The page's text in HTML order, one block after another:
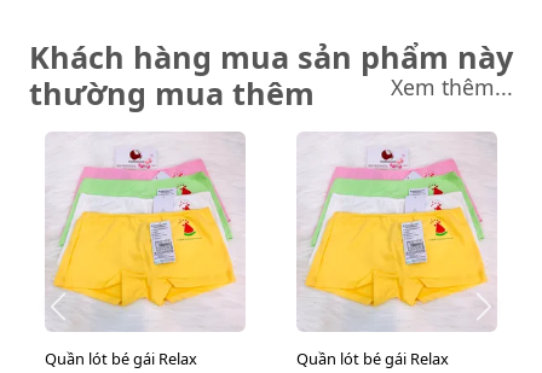
Khách hàng mua sản phẩm này
thường mua thêm
Xem thêm...
Quần lót bé gái Relax
Quần lót bé gái Relax